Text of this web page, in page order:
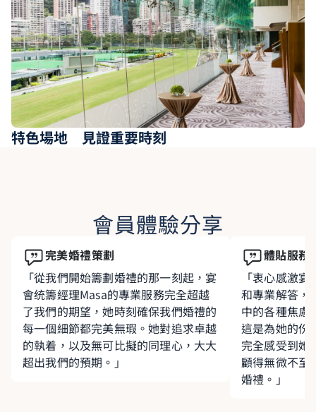
特色場地 見證重要時刻
會員體驗分享
完美婚禮策劃
「從我們開始籌劃婚禮的那一刻起，宴
會统籌經理Masa的專業服務完全超越
了我們的期望，她時刻確保我們婚禮的
每一個細節都完美無瑕。她對追求卓越
的執着，以及無可比擬的同理心，大大
超出我們的預期。」
體貼服務
「衷心感激
和專業解答，
中的各種焦慮
這是為她的份
完全感受到她
顧得無微不至
婚禮。」